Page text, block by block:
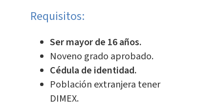
Requisitos:
Ser mayor de 16 años.
Noveno grado aprobado.
Cédula de identidad.
Población extranjera tener
DIMEX.